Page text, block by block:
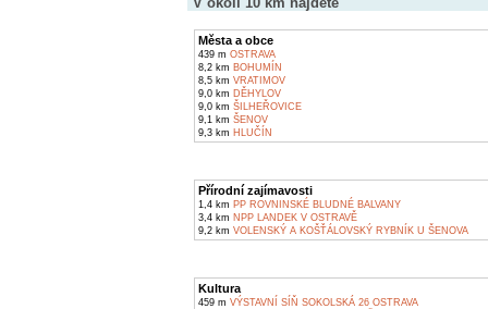
Města a obce
439 m OSTRAVA
8,2 km BOHUMÍN
8,5 km VRATIMOV
9,0 km DĚHYLOV
9,0 km ŠILHEŘOVICE
9,1 km ŠENOV
9,3 km HLUČÍN
Přírodní zajímavosti
1,4 km PP ROVNINSKÉ BLUDNÉ BALVANY
3,4 km NPP LANDEK V OSTRAVĚ
9,2 km VOLENSKÝ A KOŠŤÁLOVSKÝ RYBNÍK U ŠENOVA
Kultura
459 m VÝSTAVNÍ SÍŇ SOKOLSKÁ 26 OSTRAVA